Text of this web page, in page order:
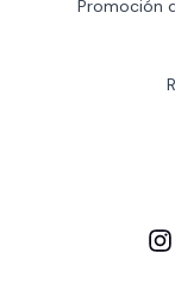
Promoción